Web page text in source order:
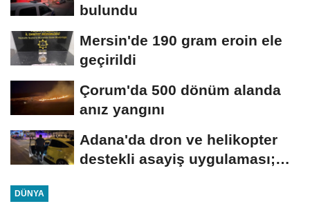
bulundu
Mersin'de 190 gram eroin ele
geçirildi
Çorum'da 500 dönüm alanda
anız yangını
Adana'da dron ve helikopter
destekli asayiş uygulaması;
DÜNYA